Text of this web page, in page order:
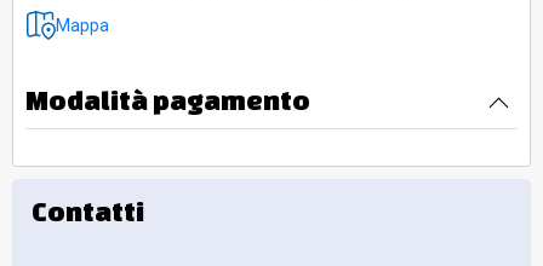
Mappa
Modalità pagamento
Contatti